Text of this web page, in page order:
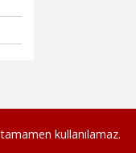
kullanılamaz.